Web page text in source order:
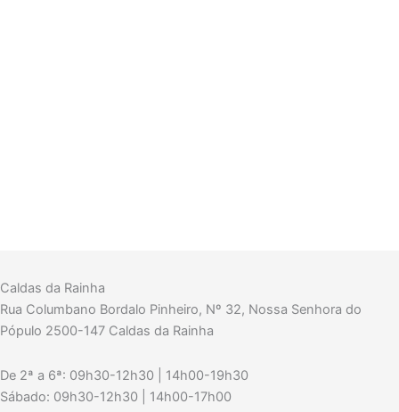
Caldas da Rainha
Rua Columbano Bordalo Pinheiro, Nº 32, Nossa Senhora do
Pópulo 2500-147 Caldas da Rainha
De 2ª a 6ª: 09h30-12h30 | 14h00-19h30
Sábado: 09h30-12h30 | 14h00-17h00